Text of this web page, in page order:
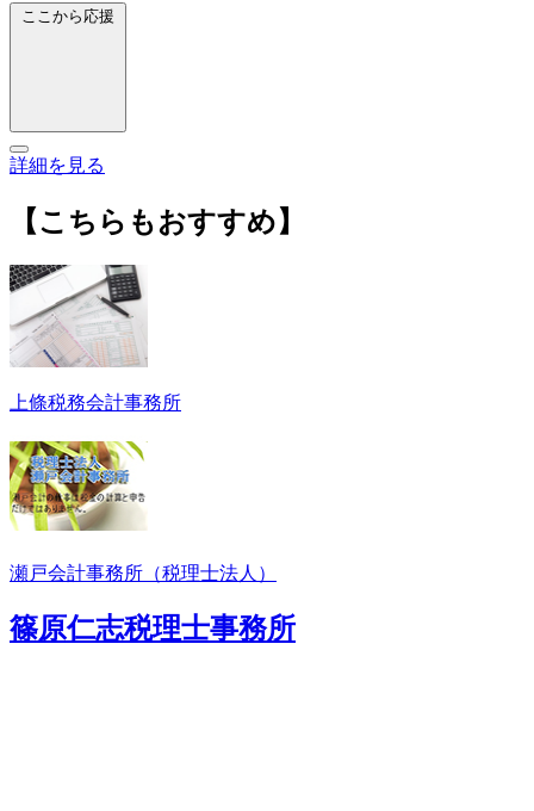
ここから応援
詳細を見る
【こちらもおすすめ】
上條税務会計事務所
瀬戸会計事務所（税理士法人）
篠原仁志税理士事務所